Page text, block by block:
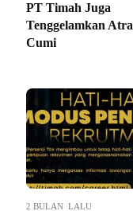
PT Timah Juga
Tenggelamkan
Cumi
2 BULAN LALU